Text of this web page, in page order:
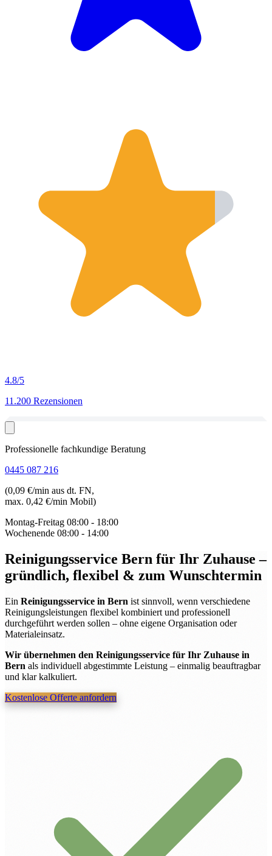
4.8/5
11.200 Rezensionen
Professionelle fachkundige Beratung
0445 087 216
(0,09 €/min aus dt. FN,
max. 0,42 €/min Mobil)
Montag-Freitag 08:00 - 18:00
Wochenende 08:00 - 14:00
Reinigungsservice Bern für Ihr Zuhause–
gründlich, flexibel & zum Wunschtermin
Ein Reinigungsservice in Bern ist sinnvoll, wenn verschiedene
Reinigungsleistungen flexibel kombiniert und professionell
durchgeführt werden sollen – ohne eigene Organisation oder
Materialeinsatz.
Wir übernehmen den Reinigungsservice für Ihr Zuhause in
Bern als individuell abgestimmte Leistung – einmalig beauftragbar
und klar kalkuliert.
Kostenlose Offerte anfordern